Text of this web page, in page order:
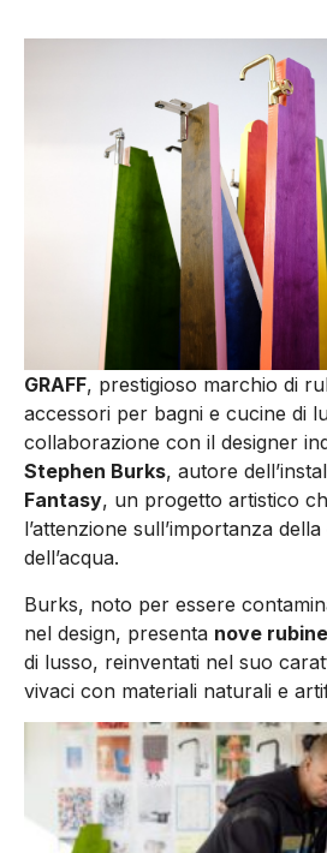
GRAFF, prestigioso marchio di
accessori per bagni e cucine di
collaborazione con il designer
Stephen Burks, autore
Fantasy, un progetto artistico
l’attenzione sull’importanza
dell’acqua.
Burks, noto per essere
nel design, presenta nove
di lusso, reinventati nel suo
vivaci con materiali naturali e